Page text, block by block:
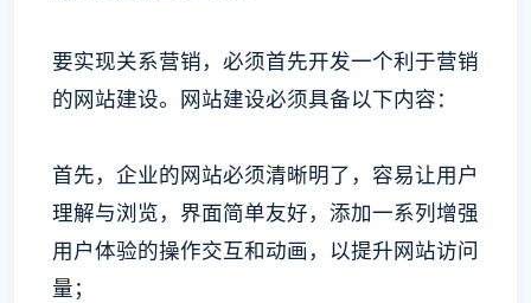
要实现关系营销，必须首先开发一个利于营销
的网站建设。网站建设必须具备以下内容：
首先，企业的网站必须清晰明了，容易让用户
理解与浏览，界面简单友好，添加一系列增强
用户体验的操作交互和动画，以提升网站访问
量；